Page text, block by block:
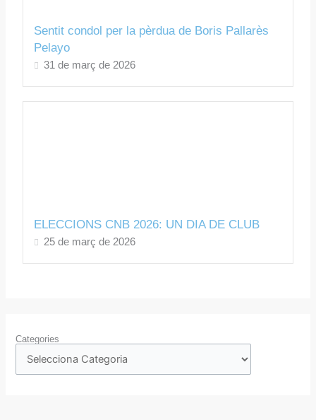
Sentit condol per la pèrdua de Boris Pallarès
Pelayo
31 de març de 2026
ELECCIONS CNB 2026: UN DIA DE CLUB
25 de març de 2026
Categories